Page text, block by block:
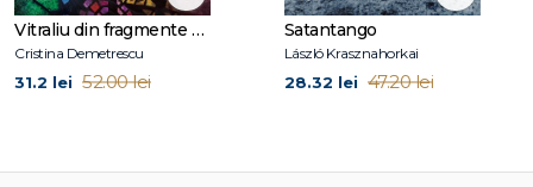
Vitraliu din fragmente de fantomă
Cristina Demetrescu
31.2 lei 52.00 lei
Satantango
László Krasznahorkai
28.32 lei 47.20 lei